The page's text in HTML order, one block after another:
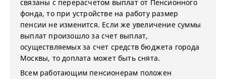
связаны с перерасчетом выплат от Пенсионного
фонда, то при устройстве на работу размер
пенсии не изменится. Если же увеличение суммы
выплат произошло за счет выплат,
осуществляемых за счет средств бюджета города
Москвы, то доплата может быть снята.
Всем работающим пенсионерам положен